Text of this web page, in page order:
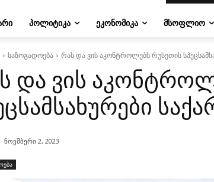
ᲞᲝᲚᲘᲢᲘᲙᲐ ᲔᲙᲝᲜᲝᲛᲘᲙᲐ ᲛᲡᲝᲤᲚᲘᲝ
საზოგადოება რას და ვის აკონტროლებს რუსეთის
და ვის
ნოემბერი 2, 2023